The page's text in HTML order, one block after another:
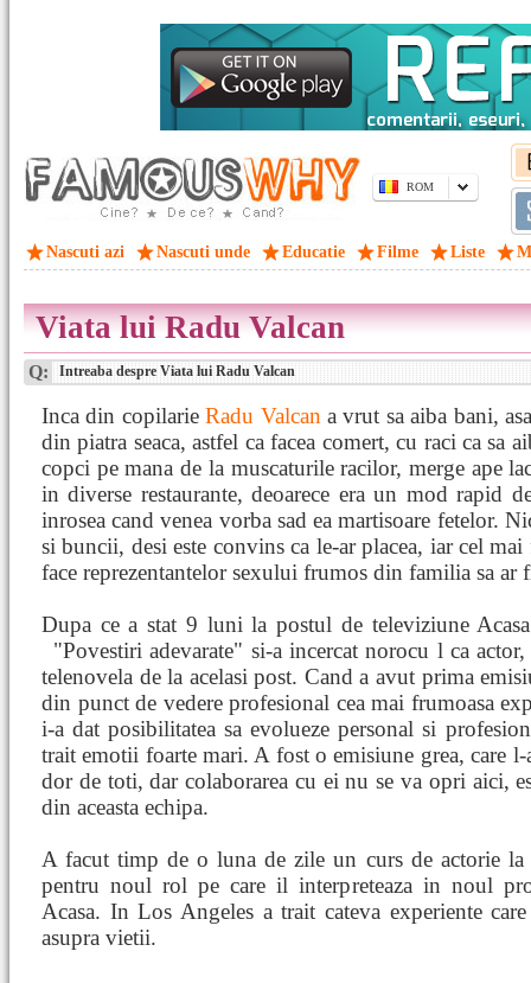
ROM
Nascuti azi Nascuti unde Educatie Filme Liste
Viata lui Radu Valcan
Q: Intreaba despre Viata lui Radu Valcan
Inca din copilarieRadu Valcan a vrut sa aiba bani,
din piatra seaca, astfel ca facea comert, cu raci ca sa
copci pe mana de la muscaturile racilor, merge ape
in diverse restaurante, deoarece era un mod rapid
inrosea cand venea vorba sad ea martisoare fetelor.
si buncii, desi este convins ca le-ar placea, iar cel
face reprezentantelor sexului frumos din familia sa ar
Dupa ce a stat 9 luni la postul de televiziune
"Povestiri adevarate" si-a incercat norocu l ca
telenovela de la acelasi post. Cand a avut prima
din punct de vedere profesional cea mai frumoasa
i-a dat posibilitatea sa evolueze personal si
trait emotii foarte mari. A fost o emisiune grea, care
dor de toti, dar colaborarea cu ei nu se va opri aici,
din aceasta echipa.
A facut timp de o luna de zile un curs de actorie la
pentru noul rol pe care il interpreteaza in noul
Acasa. In Los Angeles a trait cateva experiente
asupra vietii.